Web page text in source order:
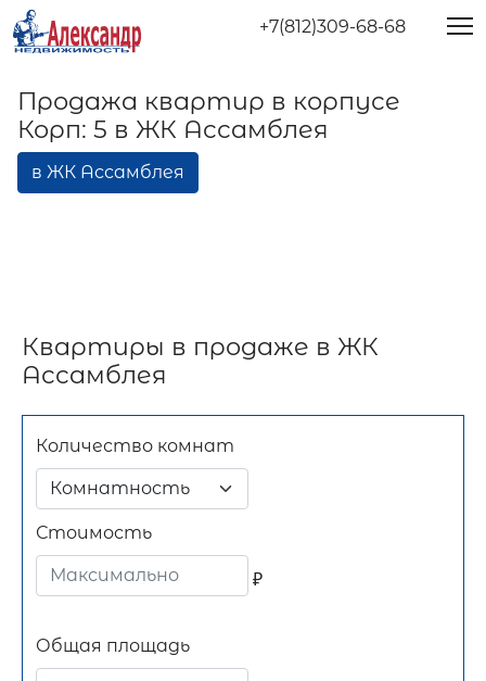
+7(812)309-68-68
Продажа квартир в корпусе
Корп: 5 в ЖК Ассамблея
в ЖК Ассамблея
Квартиры в продаже в ЖК
Ассамблея
Количество комнат
Комнатность
Стоимость
₽
Общая площадь